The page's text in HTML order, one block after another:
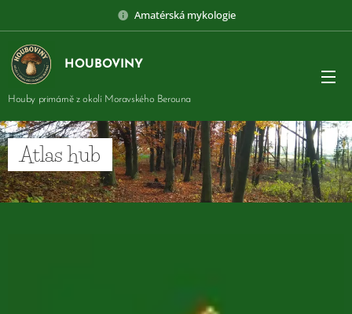
Amatérská mykologie
HOUBOVINY
Houby primárně z okolí Moravského Berouna
Atlas hub